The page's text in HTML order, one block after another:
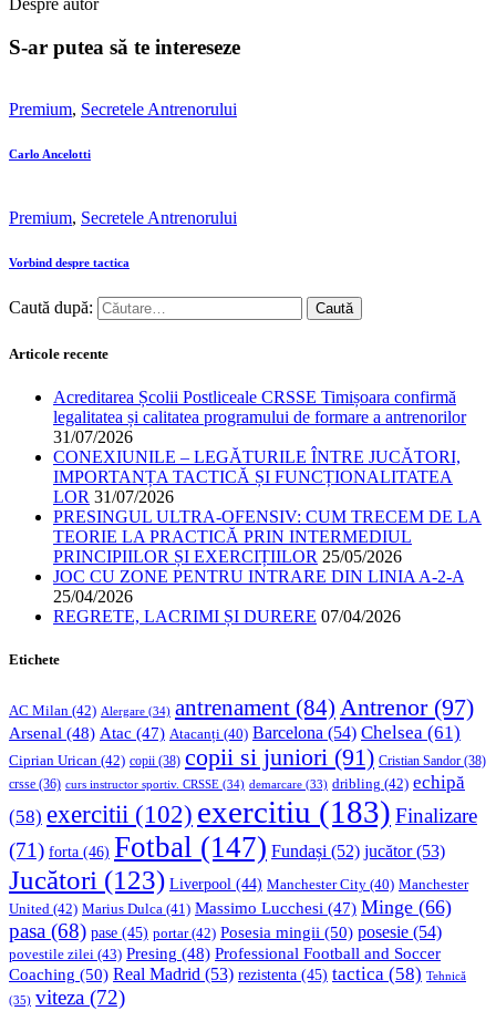
Despre autor
S-ar putea să te intereseze
Premium, Secretele Antrenorului
Carlo Ancelotti
Premium, Secretele Antrenorului
Vorbind despre tactica
Caută după:
Articole recente
Acreditarea Școlii Postliceale CRSSE Timișoara confirmă
legalitatea și calitatea programului de formare a antrenorilor
31/07/2026
CONEXIUNILE – LEGĂTURILE ÎNTRE JUCĂTORI,
IMPORTANȚA TACTICĂ ȘI FUNCȚIONALITATEA
LOR 31/07/2026
PRESINGUL ULTRA-OFENSIV: CUM TRECEM DE LA
TEORIE LA PRACTICĂ PRIN INTERMEDIUL
PRINCIPIILOR ȘI EXERCIȚIILOR 25/05/2026
JOC CU ZONE PENTRU INTRARE DIN LINIA A-2-A
25/04/2026
REGRETE, LACRIMI ȘI DURERE 07/04/2026
Etichete
AC Milan (42) Alergare (34) antrenament (84) Antrenor(97)
Arsenal (48) Atac (47) Atacanți (40) Barcelona (54) Chelsea (61)
Ciprian Urican (42) copii (38) copii si juniori (91) Cristian Sandor (38)
crsse (36) curs instructor sportiv. CRSSE (34) demarcare (33) dribling (42) echipă
(58) exercitii (102) exercitiu (183) Finalizare
(71) forta (46) Fotbal (147) Fundași (52) jucător(53)
Jucători (123) Liverpool (44) Manchester City (40) Manchester
United (42) Marius Dulca (41) Massimo Lucchesi (47) Minge (66)
pasa (68) pase (45) portar(42) Posesia mingii (50) posesie (54)
povestile zilei (43) Presing (48) Professional Football and Soccer
Coaching (50) Real Madrid (53) rezistenta (45) tactica (58) Tehnică
(35) viteza (72)